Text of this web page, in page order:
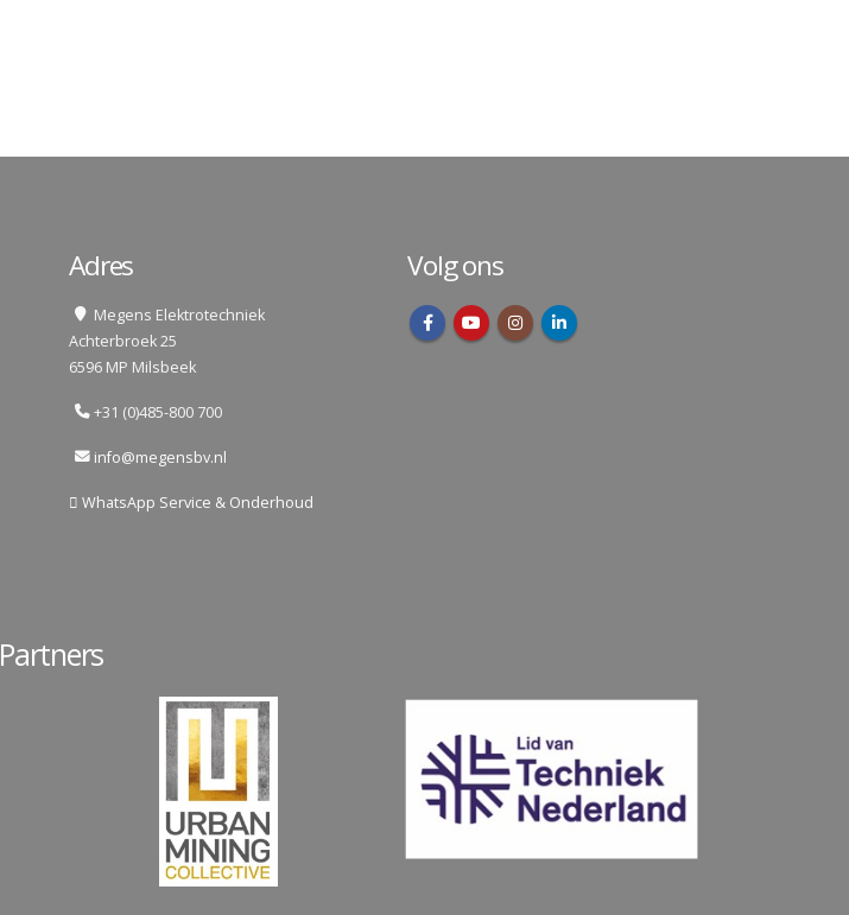
Adres
Megens Elektrotechniek
Achterbroek 25
6596 MP Milsbeek
+31 (0)485-800 700
info@megensbv.nl
WhatsApp Service & Onderhoud
Volg ons
Partners